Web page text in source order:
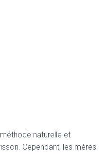
naturelle et
Cependant, les mères